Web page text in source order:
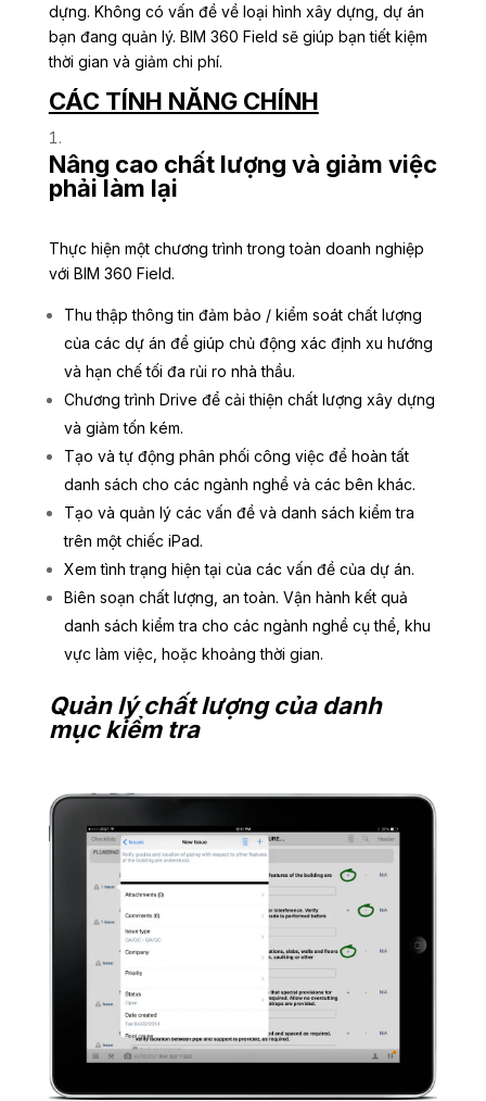
dựng. Không có vấn đề về loại hình xây dựng, dự án
bạn đang quản lý. BIM 360 Field sẽ giúp bạn tiết kiệm
thời gian và giảm chi phí.
CÁC TÍNH NĂNG CHÍNH
Nâng cao chất lượng và giảm việc
phải làm lại
Thực hiện một chương trình trong toàn doanh nghiệp
với BIM 360 Field.
Thu thập thông tin đảm bảo / kiểm soát chất lượng
của các dự án để giúp chủ động xác định xu hướng
và hạn chế tối đa rủi ro nhà thầu.
Chương trình Drive để cải thiện chất lượng xây dựng
và giảm tốn kém.
Tạo và tự động phân phối công việc để hoàn tất
danh sách cho các ngành nghề và các bên khác.
Tạo và quản lý các vấn đề và danh sách kiểm tra
trên một chiếc iPad.
Xem tình trạng hiện tại của các vấn đề của dự án.
Biên soạn chất lượng, an toàn. Vận hành kết quả
danh sách kiểm tra cho các ngành nghề cụ thể, khu
vực làm việc, hoặc khoảng thời gian.
Quản lý chất lượng của danh
mục kiểm tra